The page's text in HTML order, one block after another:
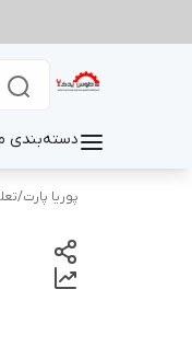
دسته‌بندی
پوریا پارت/